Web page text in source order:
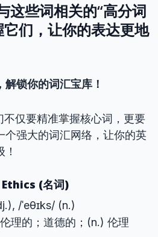
这些词相关的“高分词
们，让你的表达更地
锁你的词汇宝库！
不仅要精准掌握核心词，更要
个强大的词汇网络，让你的英
(名词)
/ˈeθɪks/ (n.)
理的；道德的；(n.) 伦理